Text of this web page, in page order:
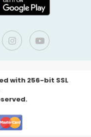
with 256-bit SSL